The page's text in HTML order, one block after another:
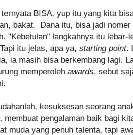
BISA, yup itu yang kita
bakat. Dana itu, bisa jadi
"Kebetulan" langkahnya itu lebar-
itu jelas, apa ya, starting point.
ia masih bisa berkembang lagi.
memperoleh awards, sebut
kesuksesan seorang
membuat pengalaman baik bagi
muda yang penuh talenta, tapi